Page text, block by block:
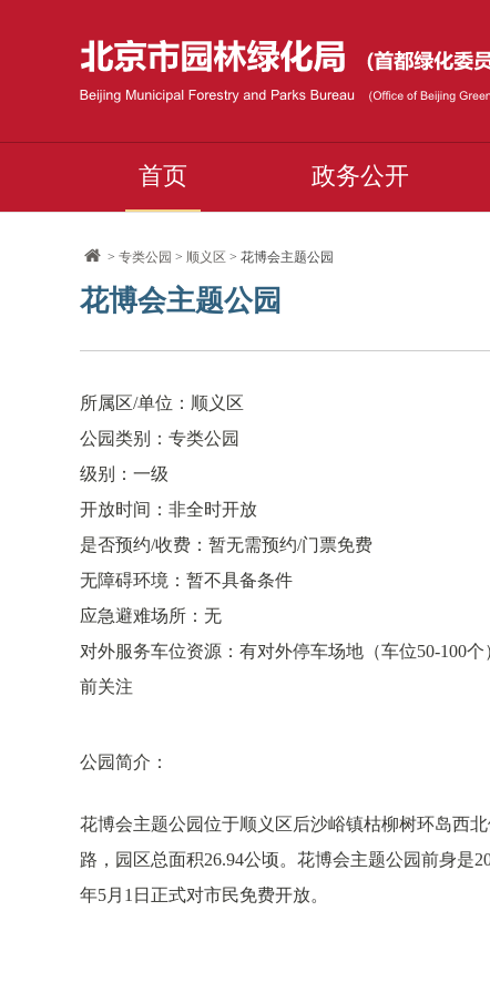
首页 政务公开
>专类公园 > 顺义区 > 花博会主题公园
花博会主题公园
所属区/单位：顺义区
公园类别：专类公园
级别：一级
开放时间：非全时开放
是否预约/收费：暂无需预约/门票免费
无障碍环境：暂不具备条件
应急避难场所：无
对外服务车位资源：有对外停车场地（车位50-100个
前关注
公园简介：
花博会主题公园位于顺义区后沙峪镇枯柳树环岛西
路，园区总面积26.94公顷。花博会主题公园前身是
年5月1日正式对市民免费开放。